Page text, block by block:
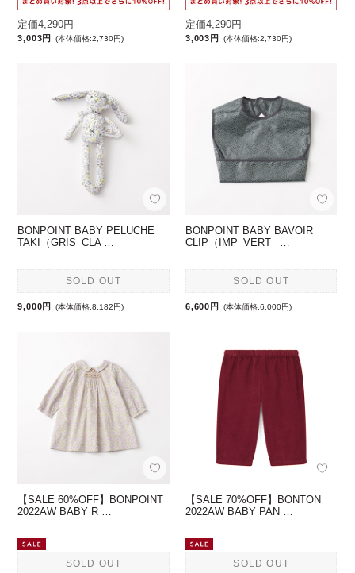
定価4,290円
3,003円 (本体価格:2,730円)
定価4,290円
3,003円 (本体価格:2,730円)
BONPOINT BABY PELUCHE
TAKI（GRIS_CLA …
SOLD OUT
9,000円 (本体価格:8,182円)
BONPOINT BABY BAVOIR
CLIP（IMP_VERT_ …
SOLD OUT
6,600円 (本体価格:6,000円)
【SALE 60%OFF】BONPOINT
2022AW BABY R …
SOLD OUT
【SALE 70%OFF】BONTON
2022AW BABY PAN …
SOLD OUT